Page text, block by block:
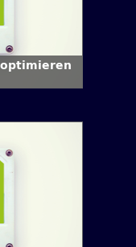
optimieren